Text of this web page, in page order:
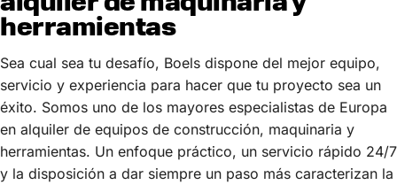
herramientas
Sea cual sea tu desafío, Boels dispone del mejor equipo,
servicio y experiencia para hacer que tu proyecto sea un
éxito. Somos uno de los mayores especialistas de Europa
en alquiler de equipos de construcción, maquinaria y
herramientas. Un enfoque práctico, un servicio rápido 24/7
y la disposición a dar siempre un paso más caracterizan la